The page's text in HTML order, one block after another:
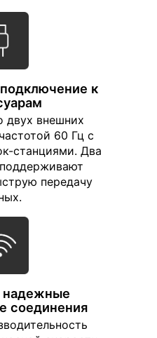
к
двух внешних
60 Гц с
станциями. Два
передачу
надежные
соединения